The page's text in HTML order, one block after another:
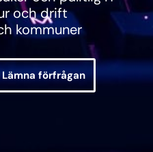
och drift
kommuner
Lämna förfrågan